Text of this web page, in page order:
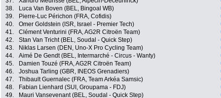
38.
Luca Van Boven (BEL, Bingoal WB)
39.
Pierre-Luc Périchon (FRA, Cofidis)
40.
Omer Goldstein (ISR, Israel - Premier Tech)
41.
Clément Venturini (FRA, AG2R Citroën Team)
42.
Stan Van Tricht (BEL, Soudal - Quick Step)
43.
Niklas Larsen (DEN, Uno-X Pro Cycling Team)
44.
Aimé De Gendt (BEL, Intermarché - Circus - Wanty)
45.
Damien Touzé (FRA, AG2R Citroën Team)
46.
Joshua Tarling (GBR, INEOS Grenadiers)
47.
Thibault Guernalec (FRA, Team Arkéa Samsic)
48.
Fabian Lienhard (SUI, Groupama - FDJ)
49.
Mauri Vansevenant (BEL, Soudal - Quick Step)